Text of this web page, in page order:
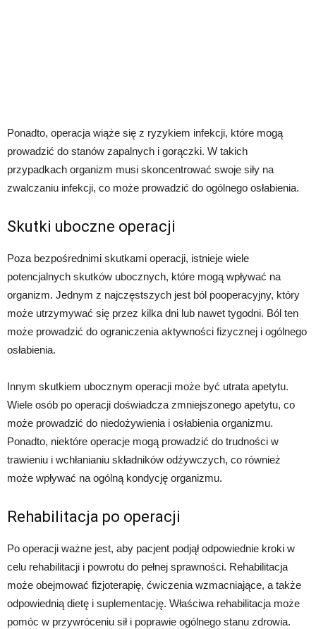
Ponadto, operacja wiąże się z ryzykiem infekcji, które mogą
prowadzić do stanów zapalnych i gorączki. W takich
przypadkach organizm musi skoncentrować swoje siły na
zwalczaniu infekcji, co może prowadzić do ogólnego osłabienia.
Skutki uboczne operacji
Poza bezpośrednimi skutkami operacji, istnieje wiele
potencjalnych skutków ubocznych, które mogą wpływać na
organizm. Jednym z najczęstszych jest ból pooperacyjny, który
może utrzymywać się przez kilka dni lub nawet tygodni. Ból ten
może prowadzić do ograniczenia aktywności fizycznej i ogólnego
osłabienia.
Innym skutkiem ubocznym operacji może być utrata apetytu.
Wiele osób po operacji doświadcza zmniejszonego apetytu, co
może prowadzić do niedożywienia i osłabienia organizmu.
Ponadto, niektóre operacje mogą prowadzić do trudności w
trawieniu i wchłanianiu składników odżywczych, co również
może wpływać na ogólną kondycję organizmu.
Rehabilitacja po operacji
Po operacji ważne jest, aby pacjent podjął odpowiednie kroki w
celu rehabilitacji i powrotu do pełnej sprawności. Rehabilitacja
może obejmować fizjoterapię, ćwiczenia wzmacniające, a także
odpowiednią dietę i suplementację. Właściwa rehabilitacja może
pomóc w przywróceniu sił i poprawie ogólnego stanu zdrowia.